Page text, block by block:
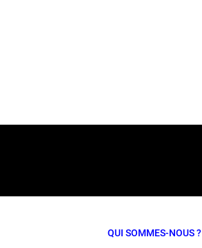
QUI SOMMES-NOUS ?